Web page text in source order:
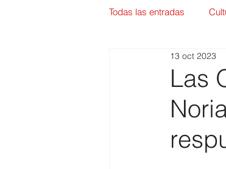
Todas las entradas
Empleo y Contratación
Urbanismo
Las
13 oct 2023